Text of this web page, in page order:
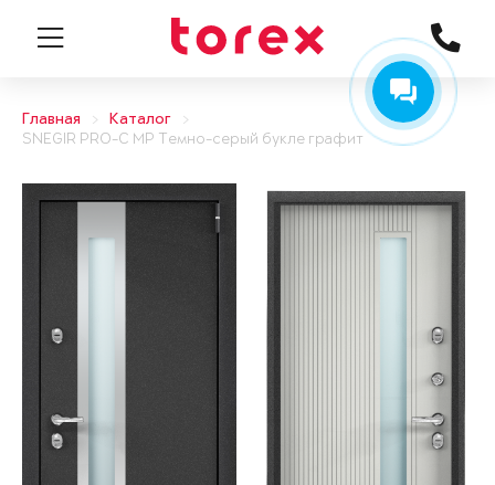
Главная
Каталог
SNEGIR PRO-C MP Темно-серый букле графит